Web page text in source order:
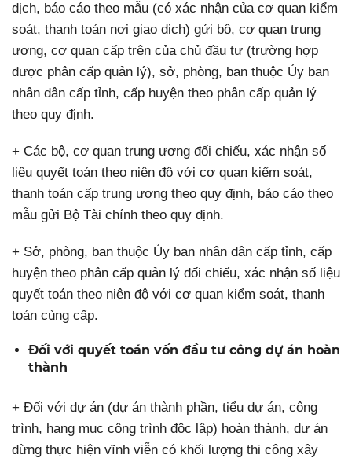
dịch, báo cáo theo mẫu (có xác nhận của cơ quan kiểm
soát, thanh toán nơi giao dịch) gửi bộ, cơ quan trung
ương, cơ quan cấp trên của chủ đầu tư (trường hợp
được phân cấp quản lý), sở, phòng, ban thuộc Ủy ban
nhân dân cấp tỉnh, cấp huyện theo phân cấp quản lý
theo quy định.
+ Các bộ, cơ quan trung ương đối chiếu, xác nhận số
liệu quyết toán theo niên độ với cơ quan kiểm soát,
thanh toán cấp trung ương theo quy định, báo cáo theo
mẫu gửi Bộ Tài chính theo quy định.
+ Sở, phòng, ban thuộc Ủy ban nhân dân cấp tỉnh, cấp
huyện theo phân cấp quản lý đối chiếu, xác nhận số liệu
quyết toán theo niên độ với cơ quan kiểm soát, thanh
toán cùng cấp.
Đối với quyết toán vốn đầu tư công dự án hoàn
thành
+ Đối với dự án (dự án thành phần, tiểu dự án, công
trình, hạng mục công trình độc lập) hoàn thành, dự án
dừng thực hiện vĩnh viễn có khối lượng thi công xây